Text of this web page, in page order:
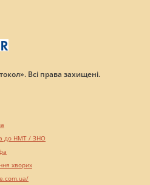
Всі права захищені.
до НМТ / ЗНО
хворих